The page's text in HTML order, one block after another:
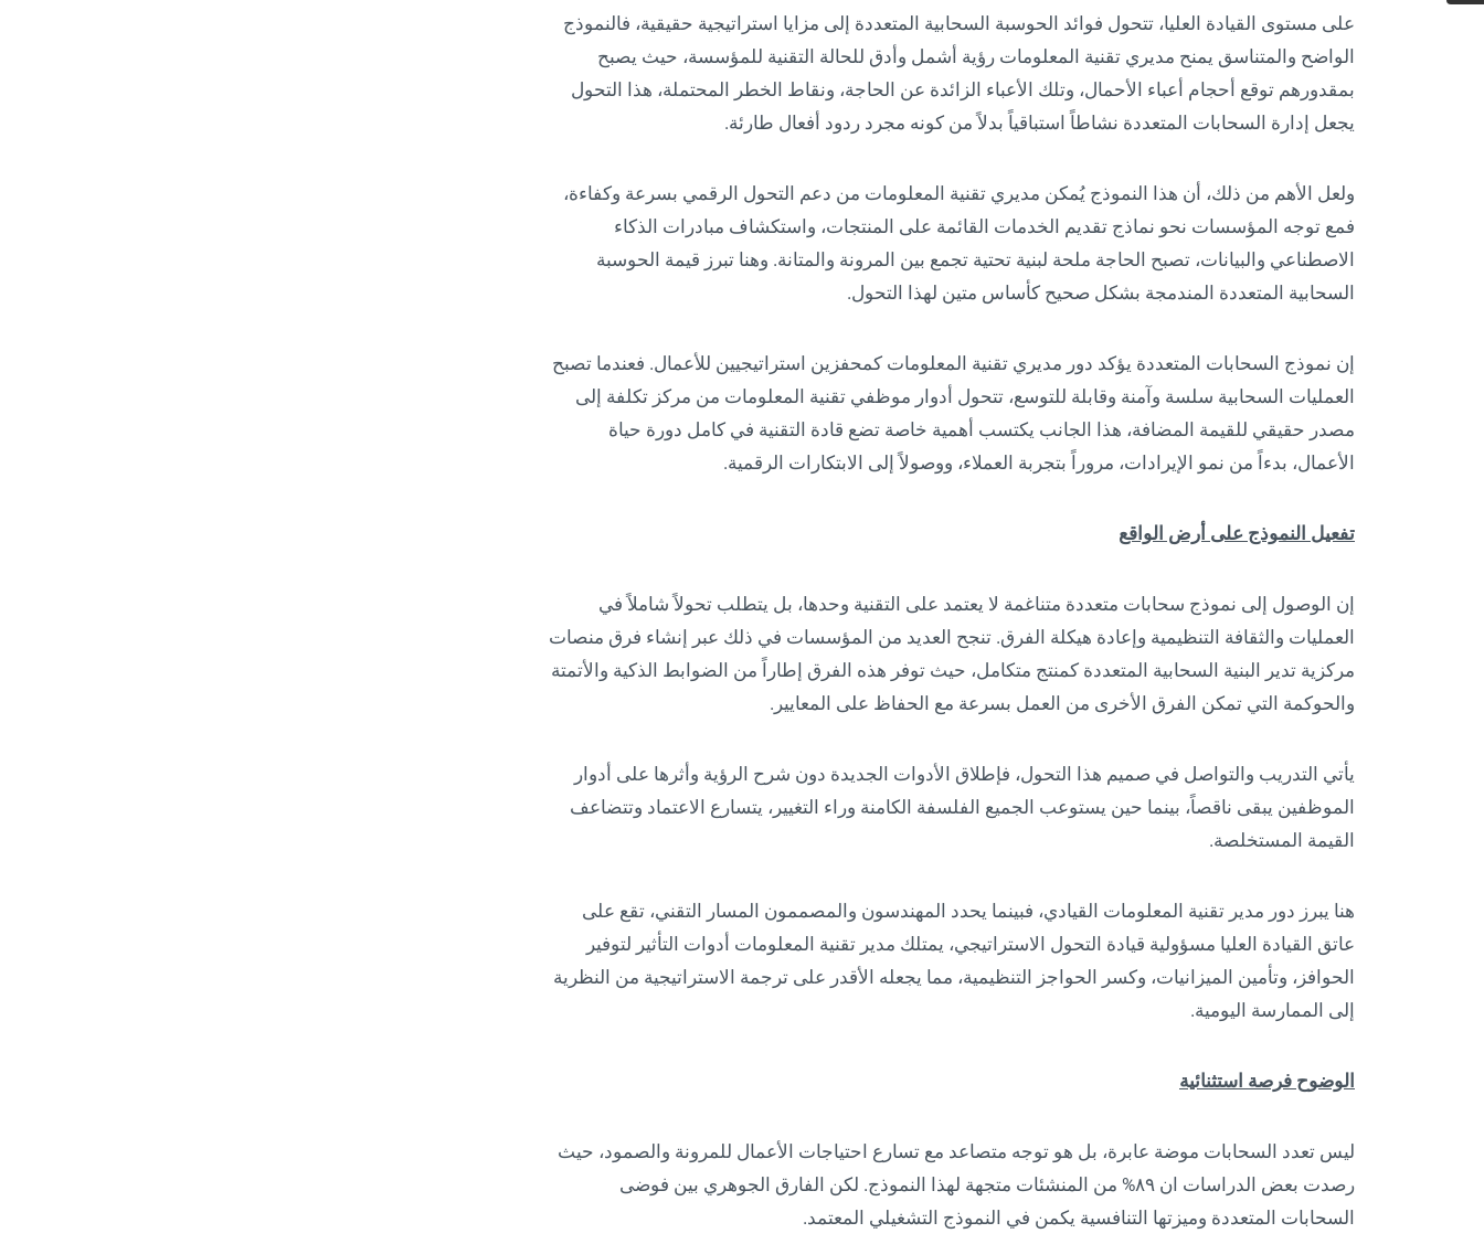
على مستوى القيادة العليا، تتحول فوائد الحوسبة السحابية المتعددة إلى مزايا استراتيجية حقيقية، فالنموذج
الواضح والمتناسق يمنح مديري تقنية المعلومات رؤية أشمل وأدق للحالة التقنية للمؤسسة، حيث يصبح
بمقدورهم توقع أحجام أعباء الأحمال، وتلك الأعباء الزائدة عن الحاجة، ونقاط الخطر المحتملة، هذا التحول
يجعل إدارة السحابات المتعددة نشاطاً استباقياً بدلاً من كونه مجرد ردود أفعال طارئة.
ولعل الأهم من ذلك، أن هذا النموذج يُمكن مديري تقنية المعلومات من دعم التحول الرقمي بسرعة وكفاءة،
فمع توجه المؤسسات نحو نماذج تقديم الخدمات القائمة على المنتجات، واستكشاف مبادرات الذكاء
الاصطناعي والبيانات، تصبح الحاجة ملحة لبنية تحتية تجمع بين المرونة والمتانة. وهنا تبرز قيمة الحوسبة
السحابية المتعددة المندمجة بشكل صحيح كأساس متين لهذا التحول.
إن نموذج السحابات المتعددة يؤكد دور مديري تقنية المعلومات كمحفزين استراتيجيين للأعمال. فعندما تصبح
العمليات السحابية سلسة وآمنة وقابلة للتوسع، تتحول أدوار موظفي تقنية المعلومات من مركز تكلفة إلى
مصدر حقيقي للقيمة المضافة، هذا الجانب يكتسب أهمية خاصة تضع قادة التقنية في كامل دورة حياة
الأعمال، بدءاً من نمو الإيرادات، مروراً بتجربة العملاء، ووصولاً إلى الابتكارات الرقمية.
تفعيل النموذج على أرض الواقع
إن الوصول إلى نموذج سحابات متعددة متناغمة لا يعتمد على التقنية وحدها، بل يتطلب تحولاً شاملاً في
العمليات والثقافة التنظيمية وإعادة هيكلة الفرق. تنجح العديد من المؤسسات في ذلك عبر إنشاء فرق منصات
مركزية تدير البنية السحابية المتعددة كمنتج متكامل، حيث توفر هذه الفرق إطاراً من الضوابط الذكية والأتمتة
والحوكمة التي تمكن الفرق الأخرى من العمل بسرعة مع الحفاظ على المعايير.
يأتي التدريب والتواصل في صميم هذا التحول، فإطلاق الأدوات الجديدة دون شرح الرؤية وأثرها على أدوار
الموظفين يبقى ناقصاً، بينما حين يستوعب الجميع الفلسفة الكامنة وراء التغيير، يتسارع الاعتماد وتتضاعف
القيمة المستخلصة.
هنا يبرز دور مدير تقنية المعلومات القيادي، فبينما يحدد المهندسون والمصممون المسار التقني، تقع على
عاتق القيادة العليا مسؤولية قيادة التحول الاستراتيجي، يمتلك مدير تقنية المعلومات أدوات التأثير لتوفير
الحوافز، وتأمين الميزانيات، وكسر الحواجز التنظيمية، مما يجعله الأقدر على ترجمة الاستراتيجية من النظرية
إلى الممارسة اليومية.
الوضوح فرصة استثنائية
ليس تعدد السحابات موضة عابرة، بل هو توجه متصاعد مع تسارع احتياجات الأعمال للمرونة والصمود، حيث
رصدت بعض الدراسات ان ٨٩% من المنشئات متجهة لهذا النموذج. لكن الفارق الجوهري بين فوضى
السحابات المتعددة وميزتها التنافسية يكمن في النموذج التشغيلي المعتمد.